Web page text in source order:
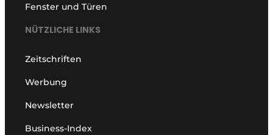
Fenster und Türen
NÜTZLICHE LINKS
Zeitschriften
Werbung
Newsletter
Business-Index